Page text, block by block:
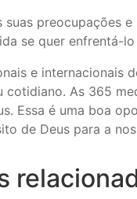
suas preocupações
se quer enfrentá-
e internacionais
cotidiano. As 365
Essa é uma boa
de Deus para a